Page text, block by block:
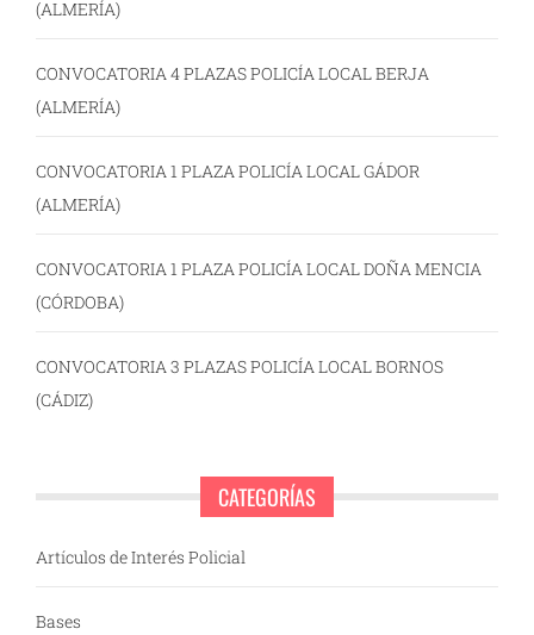
(ALMERÍA)
CONVOCATORIA 4 PLAZAS POLICÍA LOCAL BERJA
(ALMERÍA)
CONVOCATORIA 1 PLAZA POLICÍA LOCAL GÁDOR
(ALMERÍA)
CONVOCATORIA 1 PLAZA POLICÍA LOCAL DOÑA MENCIA
(CÓRDOBA)
CONVOCATORIA 3 PLAZAS POLICÍA LOCAL BORNOS
(CÁDIZ)
CATEGORÍAS
Artículos de Interés Policial
Bases